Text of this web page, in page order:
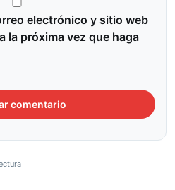
electrónico y sitio web
la próxima vez que haga